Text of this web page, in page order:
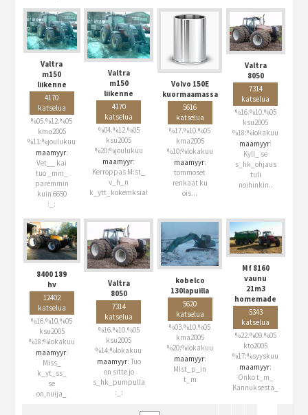
Valtra
m150
liikenne
4170
katselua
%05.%12.%05
kma2005
%11:%joulukuu
maamyyr:
Vet__ kai
tuo _mm_
paremmin
kuin 6650
:_:
Valtra
m150
liikenne
4170
katselua
%04.%12.%05
ksu2005
%20:%joulukuu
maamyyr:
Kerroppas M:st_
v_h_n
k_ytt_kokemksia!
Volvo 150E
kuormaamassa
5616
katselua
%17.%10.%05
kma2005
%10:%lokakuu
maamyyr:
tommoset
renkaat ku
ois...
Valtra
8050
7314
katselua
%16.%10.%05
ksu2005
%18:%lokakuu
maamyyr:
Kyll_ se
s_hk_ohjaus
tuli
noihinkin..
8400 189
hv
12402
katselua
%16.%10.%05
ksu2005
%18:%lokakuu
maamyyr:
Miss_
k_yt_ss_
se
on,nuija_
Valtra
8050
7314
katselua
%16.%10.%05
ksu2005
%14:%lokakuu
maamyyr: Tuo
on sitte jo
s_hk_pumpulla
:_:
kobelco
130lapuilla
5620
katselua
%03.%10.%05
kma2005
%20:%lokakuu
maamyyr:
MIst_p_in
t_m
Mf 8160
vaunu
21m3
homemade
5343
katselua
%22.%09.%05
kto2005
%17:%syyskuu
maamyyr:
Onko t_m_
Kannuksesta_